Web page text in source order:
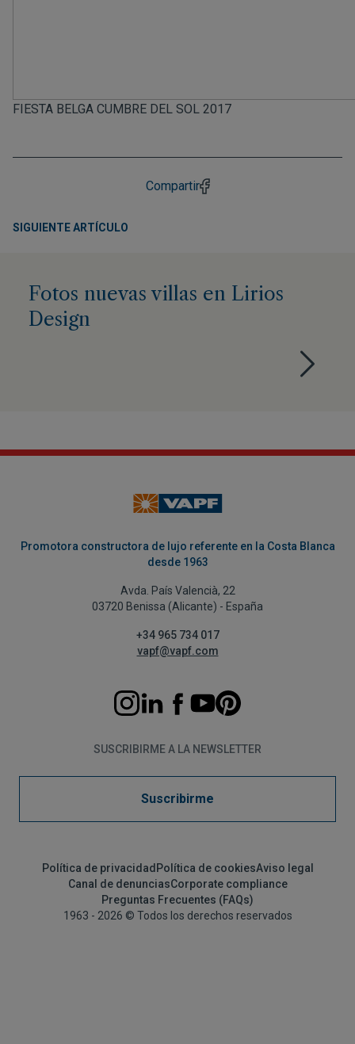
FIESTA BELGA CUMBRE DEL SOL 2017
Compartir
SIGUIENTE ARTÍCULO
Fotos nuevas villas en Lirios
Design
Promotora constructora de lujo referente en la Costa Blanca
desde 1963
Avda. País Valencià, 22
03720 Benissa (Alicante) - España
+34 965 734 017
vapf@vapf.com
SUSCRIBIRME A LA NEWSLETTER
Suscribirme
Política de privacidad Política de cookiesAviso legal
Canal de denunciasCorporate compliance
Preguntas Frecuentes (FAQs)
1963 - 2026 © Todos los derechos reservados